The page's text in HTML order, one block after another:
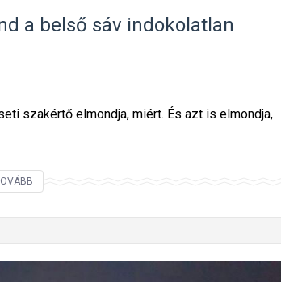
a belső sáv indokolatlan
szakértő elmondja, miért. És azt is elmondja,
m
c
s